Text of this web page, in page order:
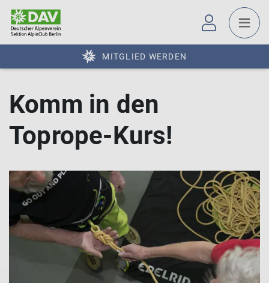
MITGLIED WERDEN
Komm in den
Toprope-Kurs!